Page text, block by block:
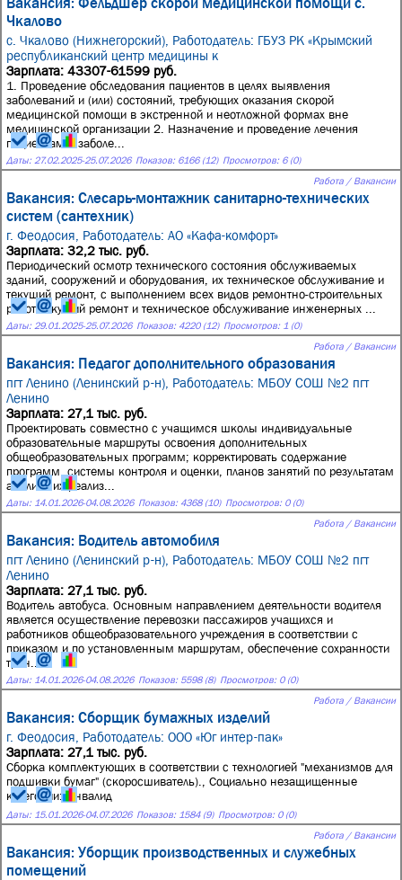
Чкалово
с. Чкалово (Нижнегорский), Работодатель: ГБУЗ РК «Крымский
республиканский центр медицины к
Зарплата: 43307-61599 руб.
1. Проведение обследования пациентов в целях выявления
заболеваний и (или) состояний, требующих оказания скорой
медицинской помощи в экстренной и неотложной формах вне
медицинской организации 2. Назначение и проведение лечения
пациентам с заболе...
Даты: 27.02.2025-25.07.2026 Показов: 6166 (12) Просмотров: 6 (0)
Работа / Вакансии
Вакансия: Слесарь-монтажник санитарно-технических
систем (сантехник)
г. Феодосия, Работодатель: АО «Кафа-комфорт»
Зарплата: 32,2 тыс. руб.
Периодический осмотр технического состояния обслуживаемых
зданий, сооружений и оборудования, их техническое обслуживание и
текущий ремонт, с выполнением всех видов ремонтно-строительных
работ Текущий ремонт и техническое обслуживание инженерных ...
Даты: 29.01.2025-25.07.2026 Показов: 4220 (12) Просмотров: 1 (0)
Работа / Вакансии
Вакансия: Педагог дополнительного образования
пгт Ленино (Ленинский р-н), Работодатель: МБОУ СОШ №2 пгт
Ленино
Зарплата: 27,1 тыс. руб.
Проектировать совместно с учащимся школы индивидуальные
образовательные маршруты освоения дополнительных
общеобразовательных программ; корректировать содержание
программ, системы контроля и оценки, планов занятий по результатам
анализа их реализ...
Даты: 14.01.2026-04.08.2026 Показов: 4368 (10) Просмотров: 0 (0)
Работа / Вакансии
Вакансия: Водитель автомобиля
пгт Ленино (Ленинский р-н), Работодатель: МБОУ СОШ №2 пгт
Ленино
Зарплата: 27,1 тыс. руб.
Водитель автобуса. Основным направлением деятельности водителя
является осуществление перевозки пассажиров учащихся и
работников общеобразовательного учреждения в соответствии с
приказом и по установленным маршрутам, обеспечение сохранности
тран...
Даты: 14.01.2026-04.08.2026 Показов: 5598 (8) Просмотров: 0 (0)
Работа / Вакансии
Вакансия: Сборщик бумажных изделий
г. Феодосия, Работодатель: ООО «Юг интер-пак»
Зарплата: 27,1 тыс. руб.
Сборка комплектующих в соответствии с технологией "механизмов для
подшивки бумаг" (скоросшиватель)., Социально незащищенные
категории: Инвалид
Даты: 15.01.2026-04.07.2026 Показов: 1584 (9) Просмотров: 0 (0)
Работа / Вакансии
Вакансия: Уборщик производственных и служебных
помещений